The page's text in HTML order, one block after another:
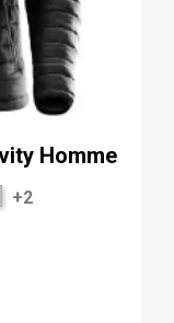
Homme
+2